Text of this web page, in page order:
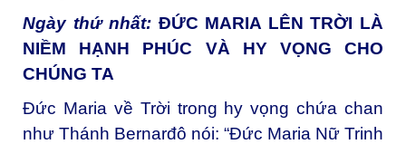
Ngày thứ nhất: ĐỨC MARIA LÊN TRỜI LÀ
NIỀM HẠNH PHÚC VÀ HY VỌNG CHO
CHÚNG TA
Đức Maria về Trời trong hy vọng chứa chan
như Thánh Bernarđô nói: “Đức Maria Nữ Trinh